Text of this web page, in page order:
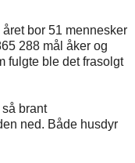
bor 51 mennesker
288 mål åker og
fulgte ble det frasolgt
brant
ned. Både husdyr